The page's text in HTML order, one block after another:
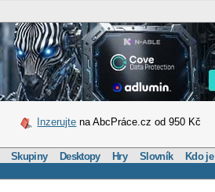
Inzerujte na AbcPráce.cz od 950 Kč
Skupiny Desktopy Hry Slovník Kdo je